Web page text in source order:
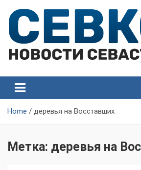
content
Севастополя
Севастополя
Home деревья на Восставших
Метка: деревья на